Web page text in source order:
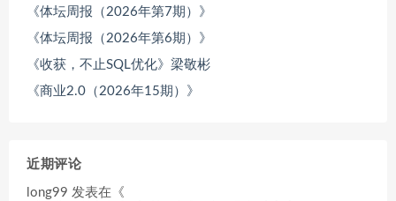
《体坛周报（2026年第7期）》
《体坛周报（2026年第6期）》
《收获，不止SQL优化》梁敬彬
《商业2.0（2026年15期）》
近期评论
long99 发表在《